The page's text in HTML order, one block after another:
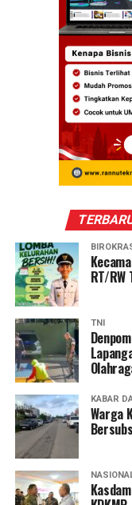
RT/RW
TNI
KABAR
Warga